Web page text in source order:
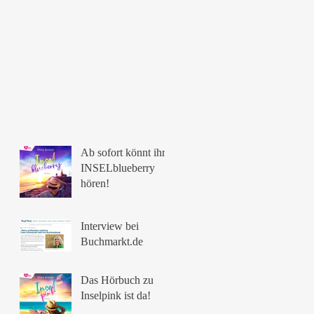
Ab sofort könnt ihr
INSELblueberry
hören!
Interview bei
Buchmarkt.de
Das Hörbuch zu
Inselpink ist da!